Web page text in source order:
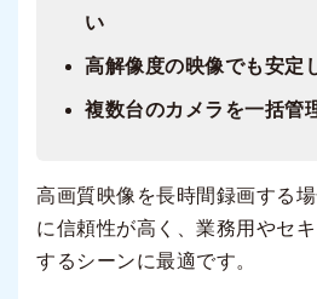
い
高解像度の映像でも安定
複数台のカメラを一括管
高画質映像を長時間録画する
に信頼性が高く、業務用やセ
するシーンに最適です。